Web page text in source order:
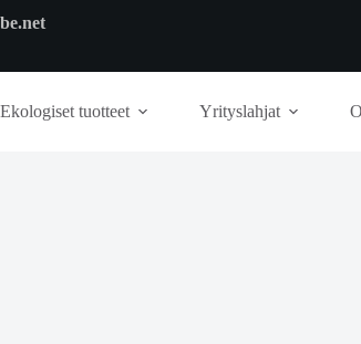
Ekologiset tuotteet Yrityslahjat